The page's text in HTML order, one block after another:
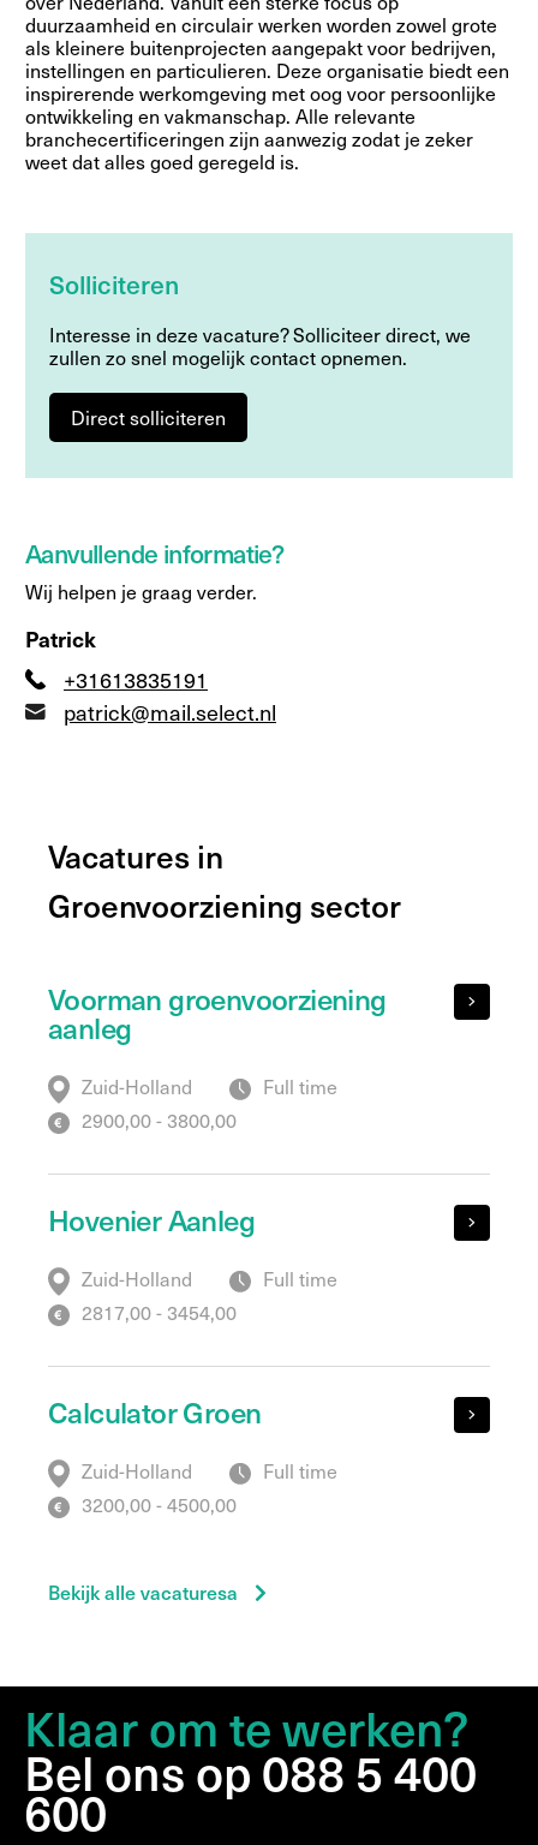
duurzaamheid en circulair werken worden zowel grote
als kleinere buitenprojecten aangepakt voor bedrijven,
instellingen en particulieren. Deze organisatie biedt een
inspirerende werkomgeving met oog voor persoonlijke
ontwikkeling en vakmanschap. Alle relevante
branchecertificeringen zijn aanwezig zodat je zeker
weet dat alles goed geregeld is.
Solliciteren
Interesse in deze vacature? Solliciteer direct, we
zullen zo snel mogelijk contact opnemen.
Direct solliciteren
Aanvullende informatie?
Wij helpen je graag verder.
Patrick
+31613835191
patrick@mail.select.nl
Vacatures in
Groenvoorziening sector
Voorman groenvoorziening
aanleg
Zuid-Holland
Full time
2900,00 - 3800,00
Hovenier Aanleg
Zuid-Holland
Full time
2817,00 - 3454,00
Calculator Groen
Zuid-Holland
Full time
3200,00 - 4500,00
Bekijk alle vacaturesa
Klaar om te werken?
Bel ons op 088 5 400
600